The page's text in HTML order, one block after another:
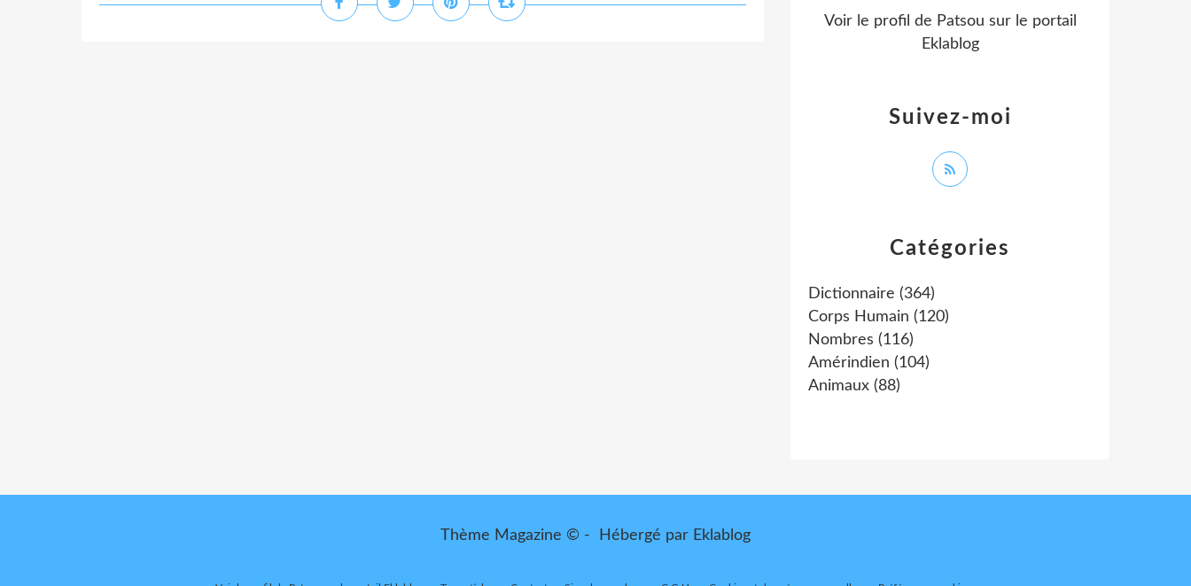
Catégories
Dictionnaire (364)
Corps Humain (120)
Nombres (116)
Amérindien (104)
Animaux (88)
Suivez-moi
Voir le profil de Patsou sur le portail
Eklablog
Thème Magazine © - Hébergé par Eklablog